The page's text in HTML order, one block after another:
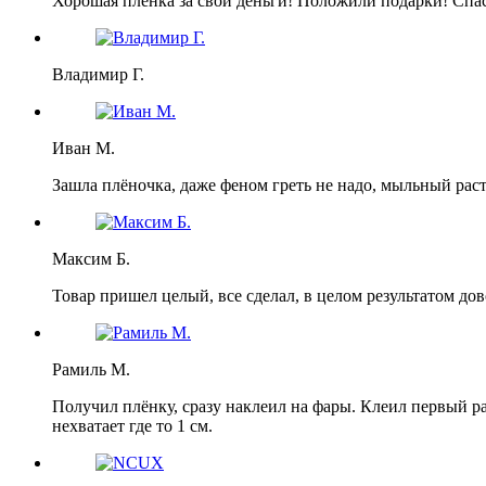
Владимир Г.
Иван М.
Зашла плёночка, даже феном греть не надо, мыльный
Максим Б.
Товар пришел целый, все сделал, в целом результатом
Рамиль М.
Получил плёнку, сразу наклеил на фары. Клеил первый
нехватает где то 1 см.